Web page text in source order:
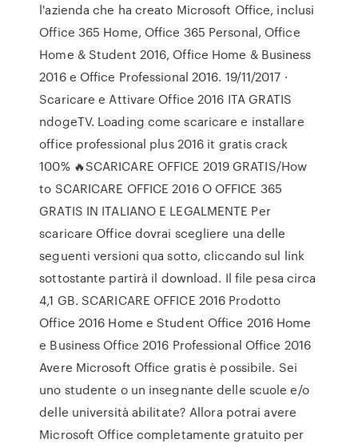
l'azienda che ha creato Microsoft Office, inclusi
Office 365 Home, Office 365 Personal, Office
Home & Student 2016, Office Home & Business
2016 e Office Professional 2016. 19/11/2017 ·
Scaricare e Attivare Office 2016 ITA GRATIS
ndogeTV. Loading come scaricare e installare
office professional plus 2016 it gratis crack
100% 🔥SCARICARE OFFICE 2019 GRATIS/How
to SCARICARE OFFICE 2016 O OFFICE 365
GRATIS IN ITALIANO E LEGALMENTE Per
scaricare Office dovrai scegliere una delle
seguenti versioni qua sotto, cliccando sul link
sottostante partirà il download. Il file pesa circa
4,1 GB. SCARICARE OFFICE 2016 Prodotto
Office 2016 Home e Student Office 2016 Home
e Business Office 2016 Professional Office 2016
Avere Microsoft Office gratis è possibile. Sei
uno studente o un insegnante delle scuole e/o
delle università abilitate? Allora potrai avere
Microsoft Office completamente gratuito per